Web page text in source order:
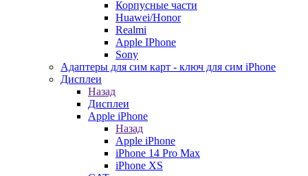
Корпусные части
Huawei/Honor
Realmi
Apple IPhone
Sony
Адаптеры для сим карт - ключ для сим iPhone
Дисплеи
Назад
Дисплеи
Apple iPhone
Назад
Apple iPhone
iPhone 14 Pro Max
iPhone XS